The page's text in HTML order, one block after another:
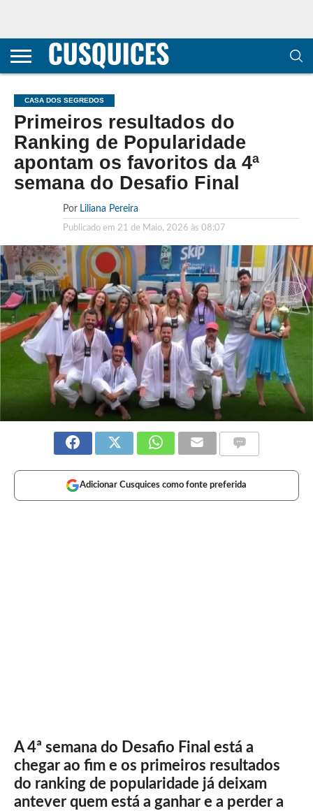
CONTACTOS
HOME
POLÍTICA DE
E COOKIES
SOBRE
TERMOS E
TRANSPARÊNCIA
METODOLOGIA
CASA DOS SEGREDOS
Primeiros resultados do
Ranking de Popularidade
apontam os favoritos da 4ª
semana do Desafio Final
Por Liliana Pereira
Publicado em 21 de Maio, 2026 às 08:07
Adicionar Cusquices como fonte preferida
A 4ª semana do Desafio Final está a
chegar ao fim e os primeiros resultados
do ranking de popularidade já deixam
antever quem está a ganhar e a perder a